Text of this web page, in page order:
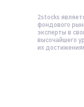
2stocks
фондового
эксперты в
высочайшего
их